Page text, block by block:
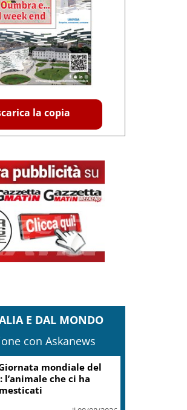
la copia
E DAL MONDO
con Askanews
con 25.000 fan
Arena il Jova
Party 2026